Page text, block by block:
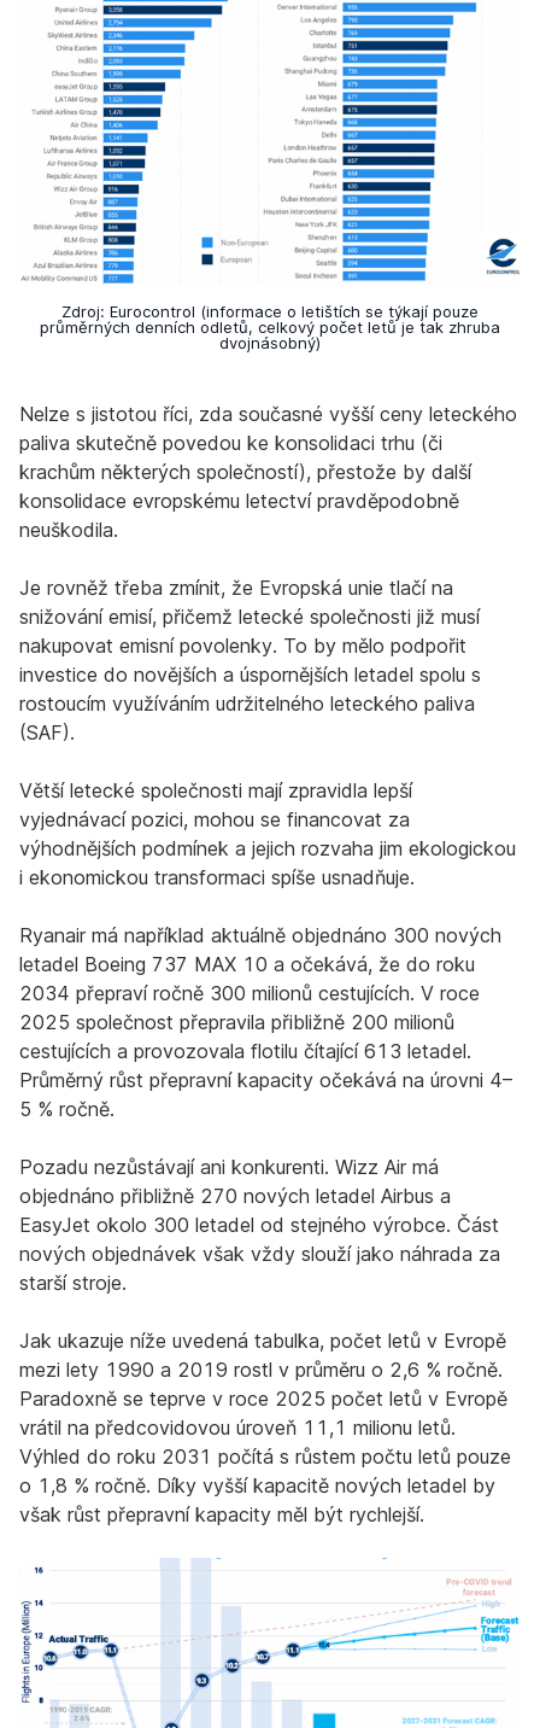
Zdroj: Eurocontrol (informace o letištích se týkají pouze
průměrných denních odletů, celkový počet letů je tak zhruba
dvojnásobný)
Nelze s jistotou říci, zda současné vyšší ceny leteckého
paliva skutečně povedou ke konsolidaci trhu (či
krachům některých společností), přestože by další
konsolidace evropskému letectví pravděpodobně
neuškodila.
Je rovněž třeba zmínit, že Evropská unie tlačí na
snižování emisí, přičemž letecké společnosti již musí
nakupovat emisní povolenky. To by mělo podpořit
investice do novějších a úspornějších letadel spolu s
rostoucím využíváním udržitelného leteckého paliva
(SAF).
Větší letecké společnosti mají zpravidla lepší
vyjednávací pozici, mohou se financovat za
výhodnějších podmínek a jejich rozvaha jim ekologickou
i ekonomickou transformaci spíše usnadňuje.
Ryanair má například aktuálně objednáno 300 nových
letadel Boeing 737 MAX 10 a očekává, že do roku
2034 přepraví ročně 300 milionů cestujících. V roce
2025 společnost přepravila přibližně 200 milionů
cestujících a provozovala flotilu čítající 613 letadel.
Průměrný růst přepravní kapacity očekává na úrovni 4–
5 % ročně.
Pozadu nezůstávají ani konkurenti. Wizz Air má
objednáno přibližně 270 nových letadel Airbus a
EasyJet okolo 300 letadel od stejného výrobce. Část
nových objednávek však vždy slouží jako náhrada za
starší stroje.
Jak ukazuje níže uvedená tabulka, počet letů v Evropě
mezi lety 1990 a 2019 rostl v průměru o 2,6 % ročně.
Paradoxně se teprve v roce 2025 počet letů v Evropě
vrátil na předcovidovou úroveň 11,1 milionu letů.
Výhled do roku 2031 počítá s růstem počtu letů pouze
o 1,8 % ročně. Díky vyšší kapacitě nových letadel by
však růst přepravní kapacity měl být rychlejší.